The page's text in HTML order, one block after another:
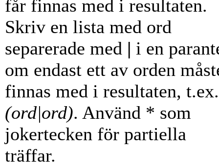
får finnas med i resultaten.
Skriv en lista med ord
separerade med | i en
om endast ett av orden
finnas med i resultaten, t.ex.
(ord|ord). Använd * som
jokertecken för partiella
träffar.